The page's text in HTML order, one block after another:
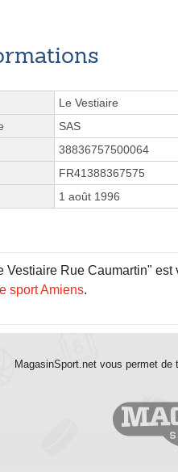
Le Vestiaire
SAS
38836757500064
FR41388367575
1 août 1996
Vestiaire Rue Caumartin"
sport Amiens.
MagasinSport.net vous permet